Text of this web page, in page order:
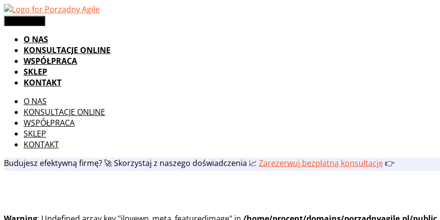
Skip
to
O NAS
KONSULTACJE ONLINE
WSPÓŁPRACA
SKLEP
KONTAKT
O NAS
KONSULTACJE ONLINE
WSPÓŁPRACA
SKLEP
KONTAKT
Budujesz efektywną firmę? 🚀 Skorzystaj z naszego doświadczenia 📈 Zarezerwuj bezpłatną konsultację👉